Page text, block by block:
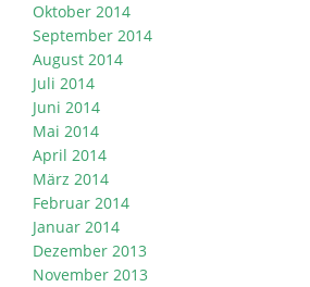
Oktober 2014
September 2014
August 2014
Juli 2014
Juni 2014
Mai 2014
April 2014
März 2014
Februar 2014
Januar 2014
Dezember 2013
November 2013